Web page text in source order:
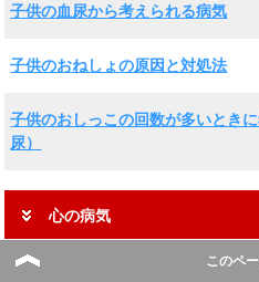
子供の血尿から考えられる病気
子供のおねしょの原因と対処法
子供のおしっこの回数が多いとき
尿）
心の病気
このペ